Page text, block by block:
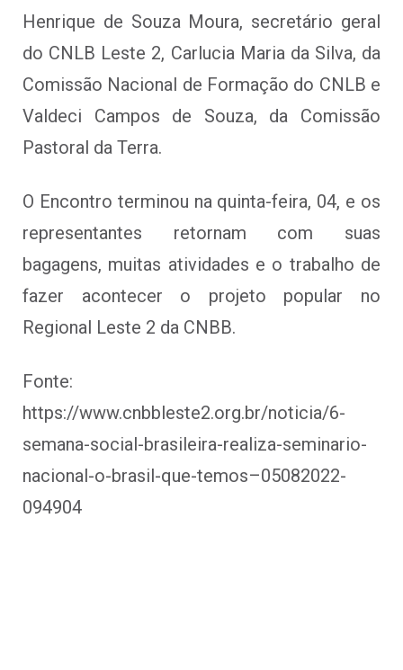
Henrique de Souza Moura, secretário geral
do CNLB Leste 2, Carlucia Maria da Silva, da
Comissão Nacional de Formação do CNLB e
Valdeci Campos de Souza, da Comissão
Pastoral da Terra.
O Encontro terminou na quinta-feira, 04, e os
representantes retornam com suas
bagagens, muitas atividades e o trabalho de
fazer acontecer o projeto popular no
Regional Leste 2 da CNBB.
Fonte:
https://www.cnbbleste2.org.br/noticia/6-
semana-social-brasileira-realiza-seminario-
nacional-o-brasil-que-temos–05082022-
094904